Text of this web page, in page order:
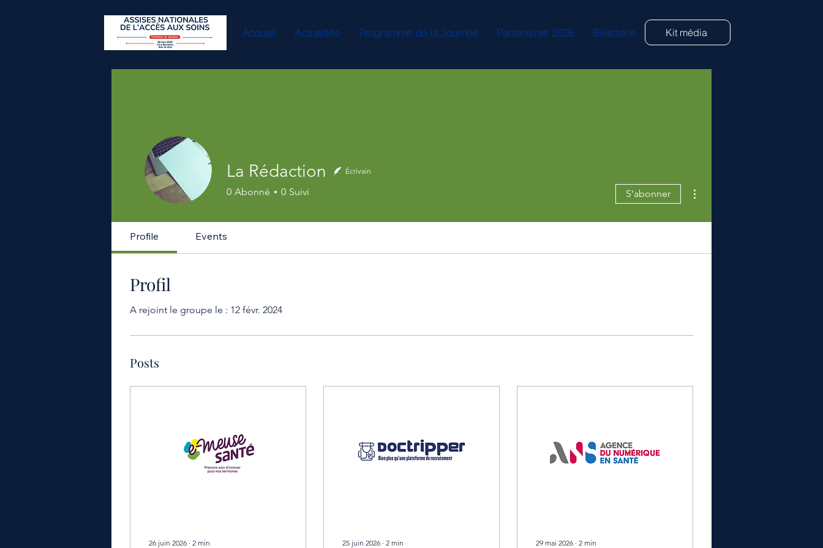
Accueil Actualités Programme de la Journée Partenaires 2026 Billetterie Kit média
La Rédaction Écrivain
0 Abonné 0 Suivi S'abonner
Profile Events
Profil
A rejoint le groupe le : 12 févr. 2024
Posts
26 juin 2026 ∙ 2 min 25 juin 2026 ∙ 2 min 29 mai 2026 ∙ 2 min